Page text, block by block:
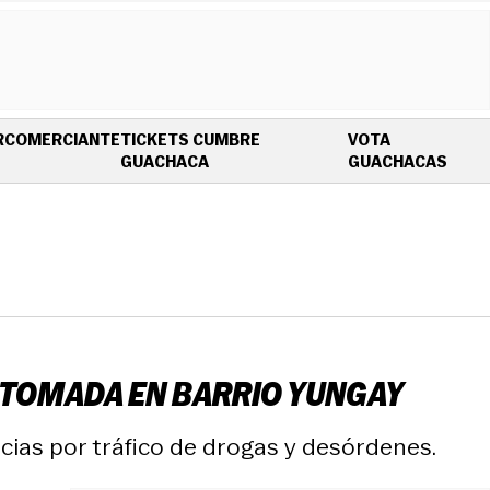
COMERCIANTETICKETS CUMBRE
GUACHACAOPENS IN NEW WINDOW
VOTA
GUACHACAS
EN BARRIO YUNGAY
por tráfico de drogas y desórdenes.